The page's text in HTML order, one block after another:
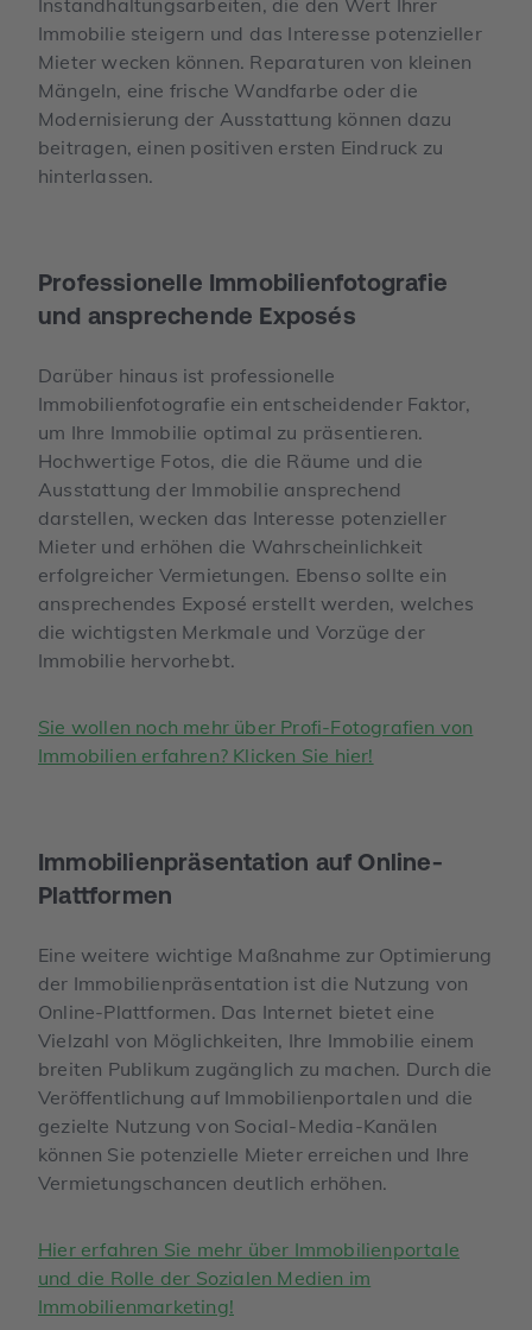
Immobilie steigern und das Interesse potenzieller
Mieter wecken können. Reparaturen von kleinen
Mängeln, eine frische Wandfarbe oder die
Modernisierung der Ausstattung können dazu
beitragen, einen positiven ersten Eindruck zu
hinterlassen.
Professionelle Immobilien­fotografie
und ansprechende Exposés
Darüber hinaus ist professionelle
Immobilienfotografie ein entscheidender Faktor,
um Ihre Immobilie optimal zu präsentieren.
Hochwertige Fotos, die die Räume und die
Ausstattung der Immobilie ansprechend
darstellen, wecken das Interesse potenzieller
Mieter und erhöhen die Wahrscheinlichkeit
erfolgreicher Vermietungen. Ebenso sollte ein
ansprechendes Exposé erstellt werden, welches
die wichtigsten Merkmale und Vorzüge der
Immobilie hervorhebt.
Sie wollen noch mehr über Profi-Fotografien von
Immobilien erfahren? Klicken Sie hier!
Immobilien­präsentation auf Online-
Plattformen
Eine weitere wichtige Maßnahme zur Optimierung
der Immobilienpräsentation ist die Nutzung von
Online-Plattformen. Das Internet bietet eine
Vielzahl von Möglichkeiten, Ihre Immobilie einem
breiten Publikum zugänglich zu machen. Durch die
Veröffentlichung auf Immobilienportalen und die
gezielte Nutzung von Social-Media-Kanälen
können Sie potenzielle Mieter erreichen und Ihre
Vermietungschancen deutlich erhöhen.
Hier erfahren Sie mehr über Immobilienportale
und die Rolle der Sozialen Medien im
Immobilienmarketing!